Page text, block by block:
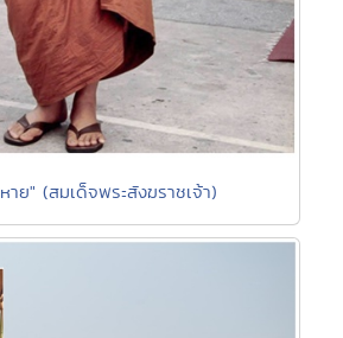
าย" (สมเด็จพระสังฆราชเจ้า)